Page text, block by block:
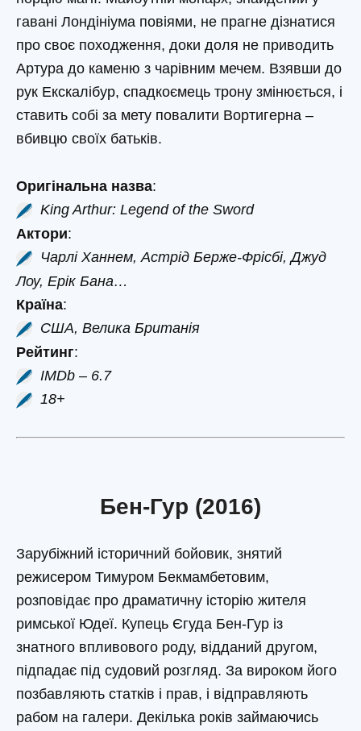
гавані Лондініума повіями, не прагне дізнатися
про своє походження, доки доля не приводить
Артура до каменю з чарівним мечем. Взявши до
рук Екскалібур, спадкоємець трону змінюється, і
ставить собі за мету повалити Вортигерна –
вбивцю своїх батьків.
Оригінальна назва:
King Arthur: Legend of the Sword
Актори:
Чарлі Ханнем, Астрід Берже-Фрісбі, Джуд
Лоу, Ерік Бана…
Країна:
США, Велика Британія
Рейтинг:
IMDb – 6.7
18+
Бен-Гур (2016)
Зарубіжний історичний бойовик, знятий
режисером Тимуром Бекмамбетовим,
розповідає про драматичну історію жителя
римської Юдеї. Купець Єгуда Бен-Гур із
знатного впливового роду, відданий другом,
підпадає під судовий розгляд. За вироком його
позбавляють статків і прав, і відправляють
рабом на галери. Декілька років займаючись